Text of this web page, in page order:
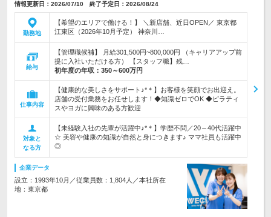
情報更新日：2026/07/10 終了予定日：2026/08/24
勤務地
【希望のエリアで働ける！】 ＼新店舗、近日OPEN／ 東京都
江東区（2026年10月予定） 神奈川…
給与
【管理職候補】 月給301,500円~800,000円 （キャリアアップ前
提に入社いただける方） 【スタッフ職】残…
初年度の年収： 350～600万円
仕事内容
【健康的な美しさをサポート♪*＊】お客様を笑顔でお出迎え。
店舗の受付業務をお任せします！◆知識ゼロでOK ◆ピラティ
スやヨガに興味のある方歓迎
対象と
なる方
【未経験入社の先輩が活躍中♪*＊】学歴不問／20～40代活躍中
☆ 美容や健康の知識が自然と身につきます♪ ママ社員も活躍中
◎
企業データ
設立：1993年10月／従業員数：1,804人／本社所在
地：東京都